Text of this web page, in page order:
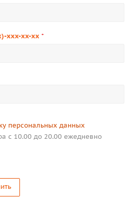
xxx-xx-xx *
персональных данных
с 10.00 до 20.00 ежедневно